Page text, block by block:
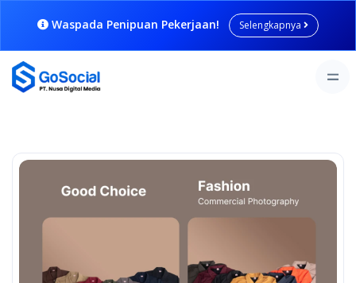
Waspada Penipuan Pekerjaan! Selengkapnya